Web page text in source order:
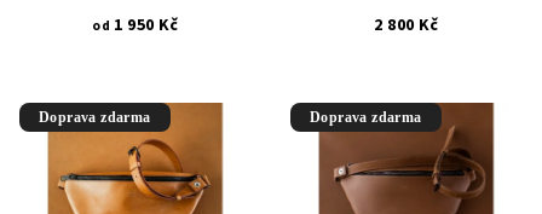
od 1 950 Kč 2 800 Kč
Doprava zdarma Doprava zdarma